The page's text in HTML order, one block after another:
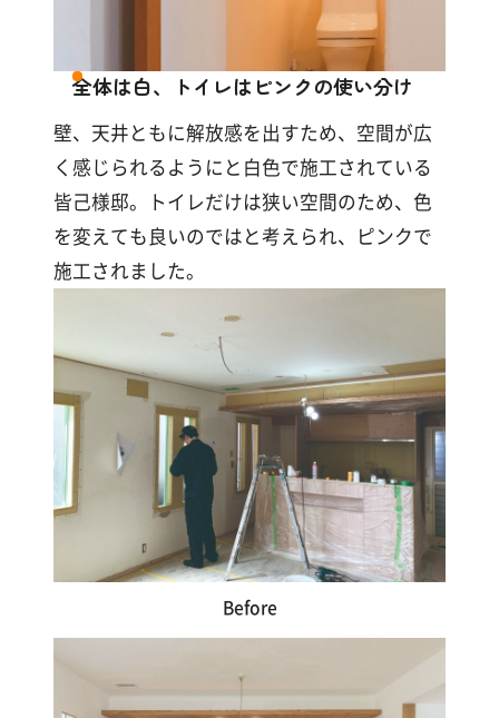
全体は白、トイレはピンクの使い分け
壁、天井ともに解放感を出すため、空間が広
く感じられるようにと白色で施工されている
皆己様邸。トイレだけは狭い空間のため、色
を変えても良いのではと考えられ、ピンクで
施工されました。
Before